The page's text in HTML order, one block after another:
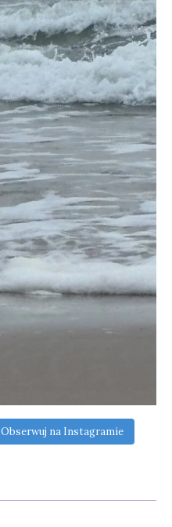
Obserwuj na Instagramie